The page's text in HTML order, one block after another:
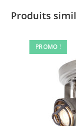
Produits
PROMO !